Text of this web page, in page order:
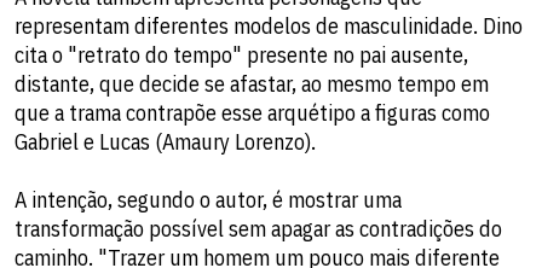
representam diferentes modelos de masculinidade. Dino
cita o "retrato do tempo" presente no pai ausente,
distante, que decide se afastar, ao mesmo tempo em
que a trama contrapõe esse arquétipo a figuras como
Gabriel e Lucas (Amaury Lorenzo).
A intenção, segundo o autor, é mostrar uma
transformação possível sem apagar as contradições do
caminho. "Trazer um homem um pouco mais diferente